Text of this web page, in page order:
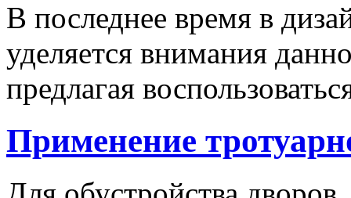
В последнее время в
уделяется внимания
предлагая
Применение